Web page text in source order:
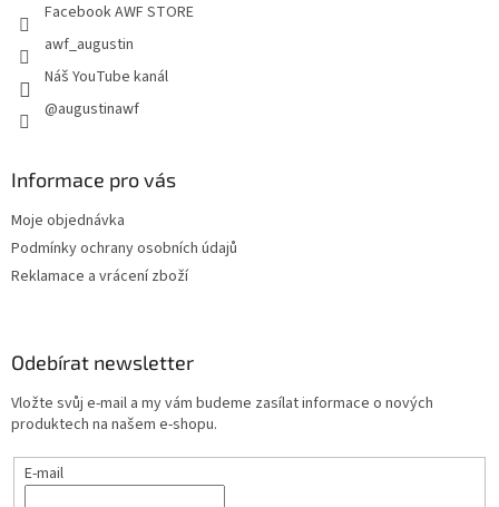
Facebook AWF STORE
awf_augustin
Náš YouTube kanál
@augustinawf
Informace pro vás
Moje objednávka
Podmínky ochrany osobních údajů
Reklamace a vrácení zboží
Odebírat newsletter
Vložte svůj e-mail a my vám budeme zasílat informace o nových
produktech na našem e-shopu.
E-mail